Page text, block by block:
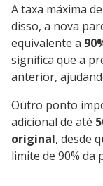
A taxa máxima
disso, a nova
equivalente a
significa que a
anterior,
Outro ponto
adicional de até
original, desde
limite de 90% da